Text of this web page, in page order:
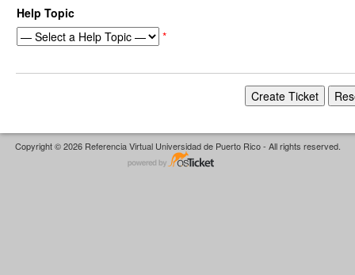
Help Topic
*
Copyright © 2026 Referencia Virtual Universidad de Puerto Rico - All rights reserved.